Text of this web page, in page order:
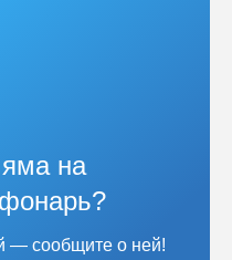
на
— сообщите о ней!